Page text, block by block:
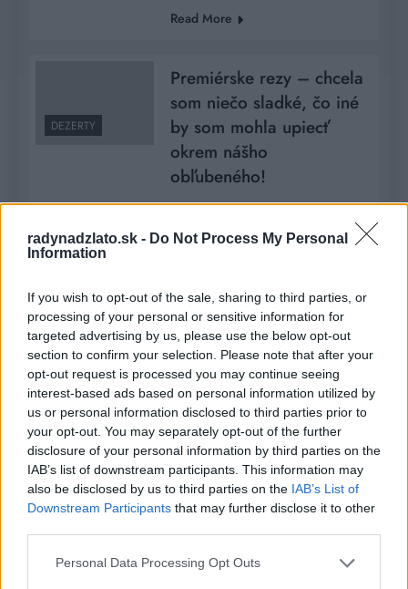
radynadzlato.sk - Do Not Process My Personal
Information
If you wish to opt-out of the sale, sharing to third parties, or
processing of your personal or sensitive information for
targeted advertising by us, please use the below opt-out
section to confirm your selection. Please note that after your
opt-out request is processed you may continue seeing
interest-based ads based on personal information utilized by
us or personal information disclosed to third parties prior to
your opt-out. You may separately opt-out of the further
disclosure of your personal information by third parties on the
IAB’s list of downstream participants. This information may
also be disclosed by us to third parties on the IAB’s List of
Downstream Participants that may further disclose it to other
Personal Data Processing Opt Outs
Read More
DEZERTY
Premiérske rezy – chcela
som niečo sladké, čo iné
by som mohla upiecť
okrem nášho
obľubeného!
Romana
8 rokov
ago
0 2 mins
40 dkg hladkej múky 1 bal
prášku do pečiva mlieko alebo
smotana Plnka: marhuľový lekvár
orechy s cukrom Poleva:
čokoláda na varenie Príprava:
Cukor, žĺtky a masť vymiešame,
pridáme múku zmiešanú s
práškom do pečiva a toľko mlieka
alebo smotany aby sme dostali…
Read More
Kuracie stehienka pečené